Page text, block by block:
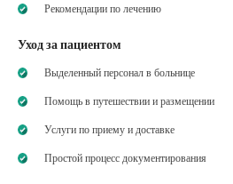
Рекомендации по лечению
Уход за пациентом
Выделенный персонал в больнице
Помощь в путешествии и размещении
Услуги по приему и доставке
Простой процесс документирования